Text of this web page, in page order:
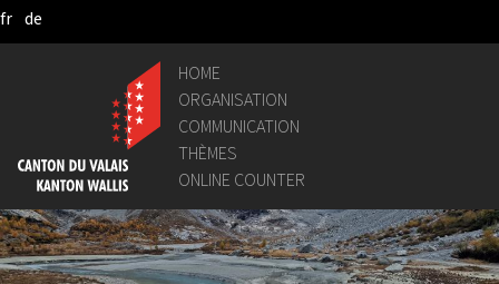
Skip to Main Content
fr de
HOME
ORGANISATION
COMMUNICATION
THÈMES
ONLINE COUNTER